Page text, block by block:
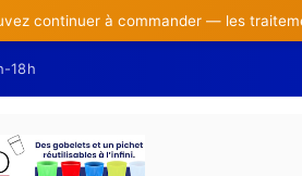
continuer à commander — les
18h